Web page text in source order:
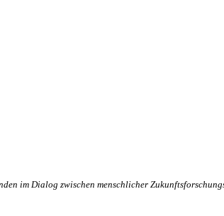
im Dialog zwischen menschlicher